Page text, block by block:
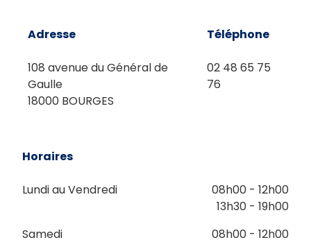
Adresse
108 avenue du Général de
Gaulle
18000 BOURGES
Téléphone
02 48 65 75
76
Horaires
Lundi au Vendredi
08h00 - 12h00
13h30 - 19h00
Samedi
08h00 - 12h00